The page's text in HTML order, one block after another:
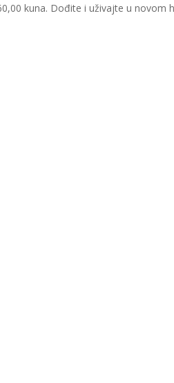
kuna. Dođite i uživajte u novom